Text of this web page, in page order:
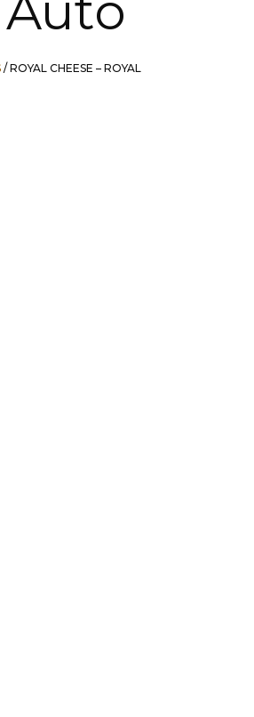
/ ROYAL CHEESE – ROYAL